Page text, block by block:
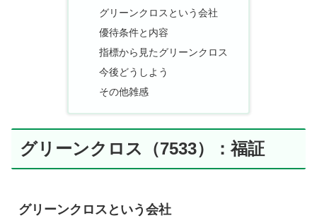
グリーンクロスという会社
優待条件と内容
指標から見たグリーンクロス
今後どうしよう
その他雑感
グリーンクロス（7533）：福証
グリーンクロスという会社